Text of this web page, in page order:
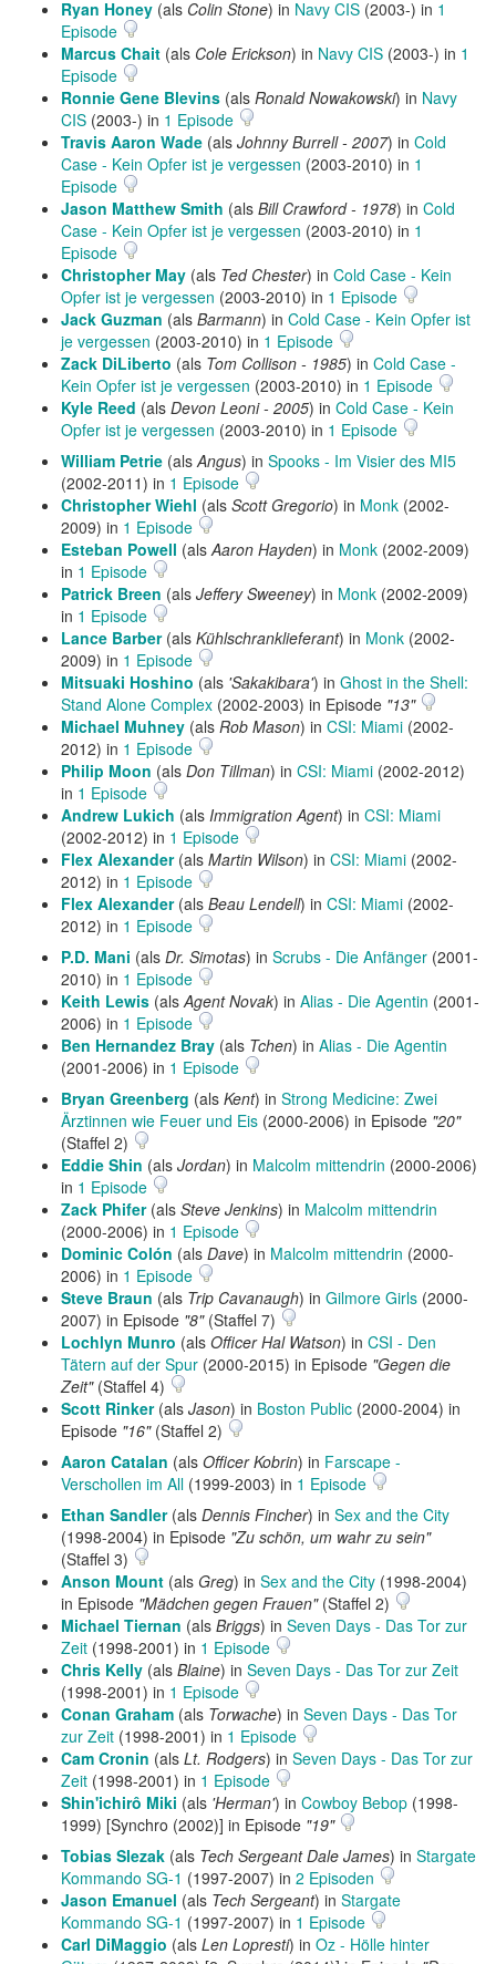
Ryan Honey (als Colin Stone) in Navy CIS (2003-) in 1
Episode
Marcus Chait (als Cole Erickson) in Navy CIS (2003-) in 1
Episode
Ronnie Gene Blevins (als Ronald Nowakowski) in Navy
CIS (2003-) in 1 Episode
Travis Aaron Wade (als Johnny Burrell - 2007) in Cold
Case - Kein Opfer ist je vergessen (2003-2010) in 1
Episode
Jason Matthew Smith (als Bill Crawford - 1978) in Cold
Case - Kein Opfer ist je vergessen (2003-2010) in 1
Episode
Christopher May (als Ted Chester) in Cold Case - Kein
Opfer ist je vergessen (2003-2010) in 1 Episode
Jack Guzman (als Barmann) in Cold Case - Kein Opfer ist
je vergessen (2003-2010) in 1 Episode
Zack DiLiberto (als Tom Collison - 1985) in Cold Case -
Kein Opfer ist je vergessen (2003-2010) in 1 Episode
Kyle Reed (als Devon Leoni - 2005) in Cold Case - Kein
Opfer ist je vergessen (2003-2010) in 1 Episode
William Petrie (alsAngus) in Spooks - Im Visier des MI5
(2002-2011) in 1 Episode
Christopher Wiehl (als Scott Gregorio) in Monk (2002-
2009) in 1 Episode
Esteban Powell (alsAaron Hayden) in Monk (2002-2009)
in 1 Episode
Patrick Breen (als Jeffery Sweeney) in Monk (2002-2009)
in 1 Episode
Lance Barber(als Kühlschranklieferant) in Monk (2002-
2009) in 1 Episode
Mitsuaki Hoshino (als 'Sakakibara') in Ghost in the Shell:
Stand Alone Complex (2002-2003) in Episode "13"
Michael Muhney (als Rob Mason) in CSI: Miami (2002-
2012) in 1 Episode
Philip Moon (als Don Tillman) in CSI: Miami (2002-2012)
in 1 Episode
Andrew Lukich (als Immigration Agent) in CSI: Miami
(2002-2012) in 1 Episode
Flex Alexander(als Martin Wilson) in CSI: Miami (2002-
2012) in 1 Episode
Flex Alexander(als Beau Lendell) in CSI: Miami (2002-
2012) in 1 Episode
P.D. Mani (als Dr. Simotas) in Scrubs - Die Anfänger (2001-
2010) in 1 Episode
Keith Lewis (alsAgent Novak) in Alias - Die Agentin (2001-
2006) in 1 Episode
Ben Hernandez Bray (als Tchen) in Alias - Die Agentin
(2001-2006) in 1 Episode
Bryan Greenberg (als Kent) in Strong Medicine: Zwei
Ärztinnen wie Feuer und Eis (2000-2006) in Episode "20"
(Staffel 2)
Eddie Shin (als Jordan) in Malcolm mittendrin (2000-2006)
in 1 Episode
Zack Phifer(als Steve Jenkins) in Malcolm mittendrin
(2000-2006) in 1 Episode
Dominic Colón (als Dave) in Malcolm mittendrin (2000-
2006) in 1 Episode
Steve Braun (als Trip Cavanaugh) in Gilmore Girls (2000-
2007) in Episode "8"(Staffel 7)
Lochlyn Munro (als Officer Hal Watson) in CSI - Den
Tätern auf der Spur (2000-2015) in Episode "Gegen die
Zeit"(Staffel 4)
Scott Rinker(als Jason) in Boston Public (2000-2004) in
Episode "16"(Staffel 2)
Aaron Catalan (als Officer Kobrin) in Farscape -
Verschollen im All (1999-2003) in 1 Episode
Ethan Sandler(als Dennis Fincher) in Sex and the City
(1998-2004) in Episode "Zu schön, um wahr zu sein"
(Staffel 3)
Anson Mount (als Greg) in Sex and the City (1998-2004)
in Episode "Mädchen gegen Frauen"(Staffel 2)
Michael Tiernan (als Briggs) in Seven Days - Das Tor zur
Zeit (1998-2001) in 1 Episode
Chris Kelly (als Blaine) in Seven Days - Das Tor zur Zeit
(1998-2001) in 1 Episode
Conan Graham (als Torwache) in Seven Days - Das Tor
zur Zeit (1998-2001) in 1 Episode
Cam Cronin (als Lt. Rodgers) in Seven Days - Das Tor zur
Zeit (1998-2001) in 1 Episode
Shin'ichirô Miki (als 'Herman') in Cowboy Bebop (1998-
1999) [Synchro (2002)] in Episode "19"
Tobias Slezak (als Tech Sergeant Dale James) in Stargate
Kommando SG-1 (1997-2007) in 2 Episoden
Jason Emanuel (als Tech Sergeant) in Stargate
Kommando SG-1 (1997-2007) in 1 Episode
Carl DiMaggio (als Len Lopresti) in Oz - Hölle hinter